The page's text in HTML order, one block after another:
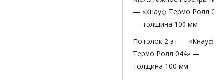
— «Кнауф Термо Ролл
— толщина 100 мм
Потолок 2 эт — «Кнауф
Термо Ролл 044» —
толщина 100 мм